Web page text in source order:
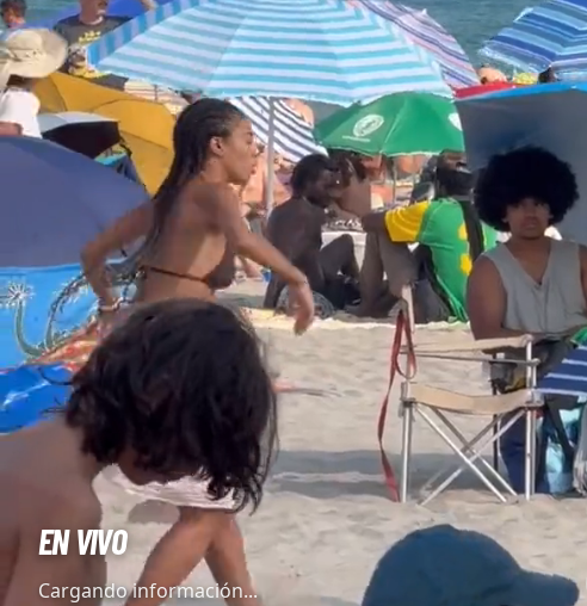
MÚSICA
EVENTOS
EN VIVO
Cargando información...